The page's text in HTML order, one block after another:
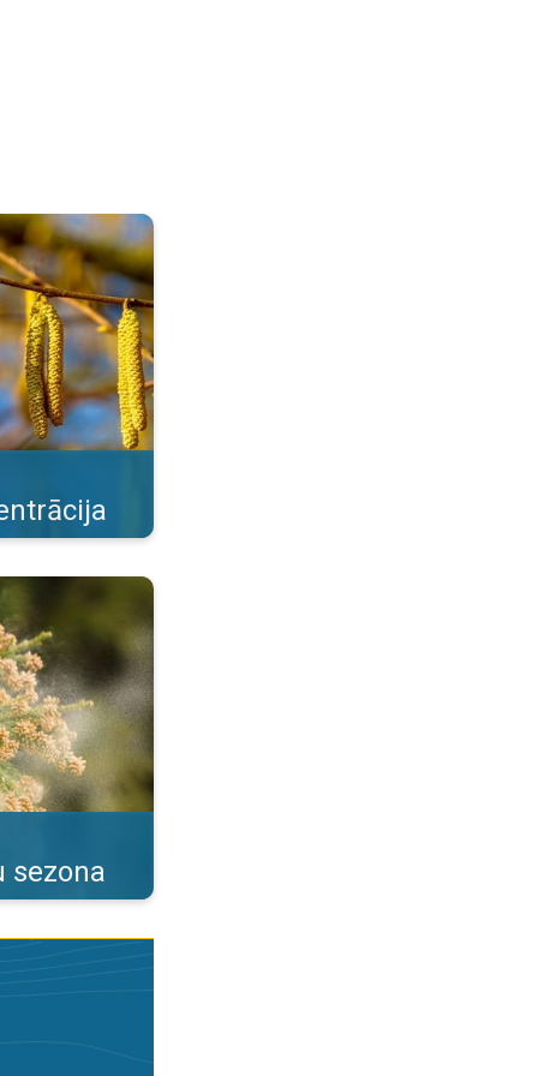
pavasara ziedētāji. . .
alerģijas. . .
sezona